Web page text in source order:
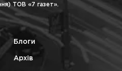
ТОВ «7 газет».
Блоги
Архів